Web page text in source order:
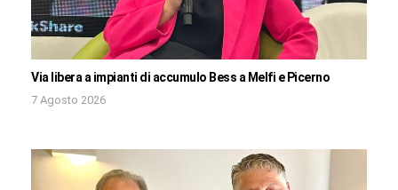
Via libera a impianti di accumulo Bess a Melfi e Picerno
7 Agosto 2026